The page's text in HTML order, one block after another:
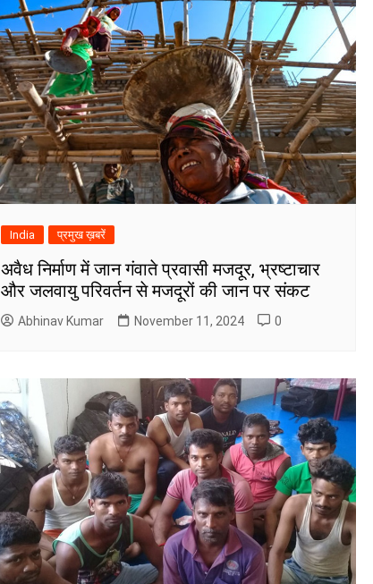
India प्रमुख ख़बरें
अवैध निर्माण में जान गंवाते प्रवासी मजदूर, भ्रष्टाचार
और जलवायु परिवर्तन से मजदूरों की जान पर संकट
Abhinav Kumar November 11, 2024 0